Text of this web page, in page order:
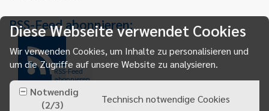
RSS-Feed abonnieren:
RSS-Feed
abonnieren
Diese Webseite verwendet Cookies
Wir verwenden Cookies, um Inhalte zu personalisieren und
um die Zugriffe auf unsere Website zu analysieren.
Notwendig
(2/3)
Technisch notwendige Cookies